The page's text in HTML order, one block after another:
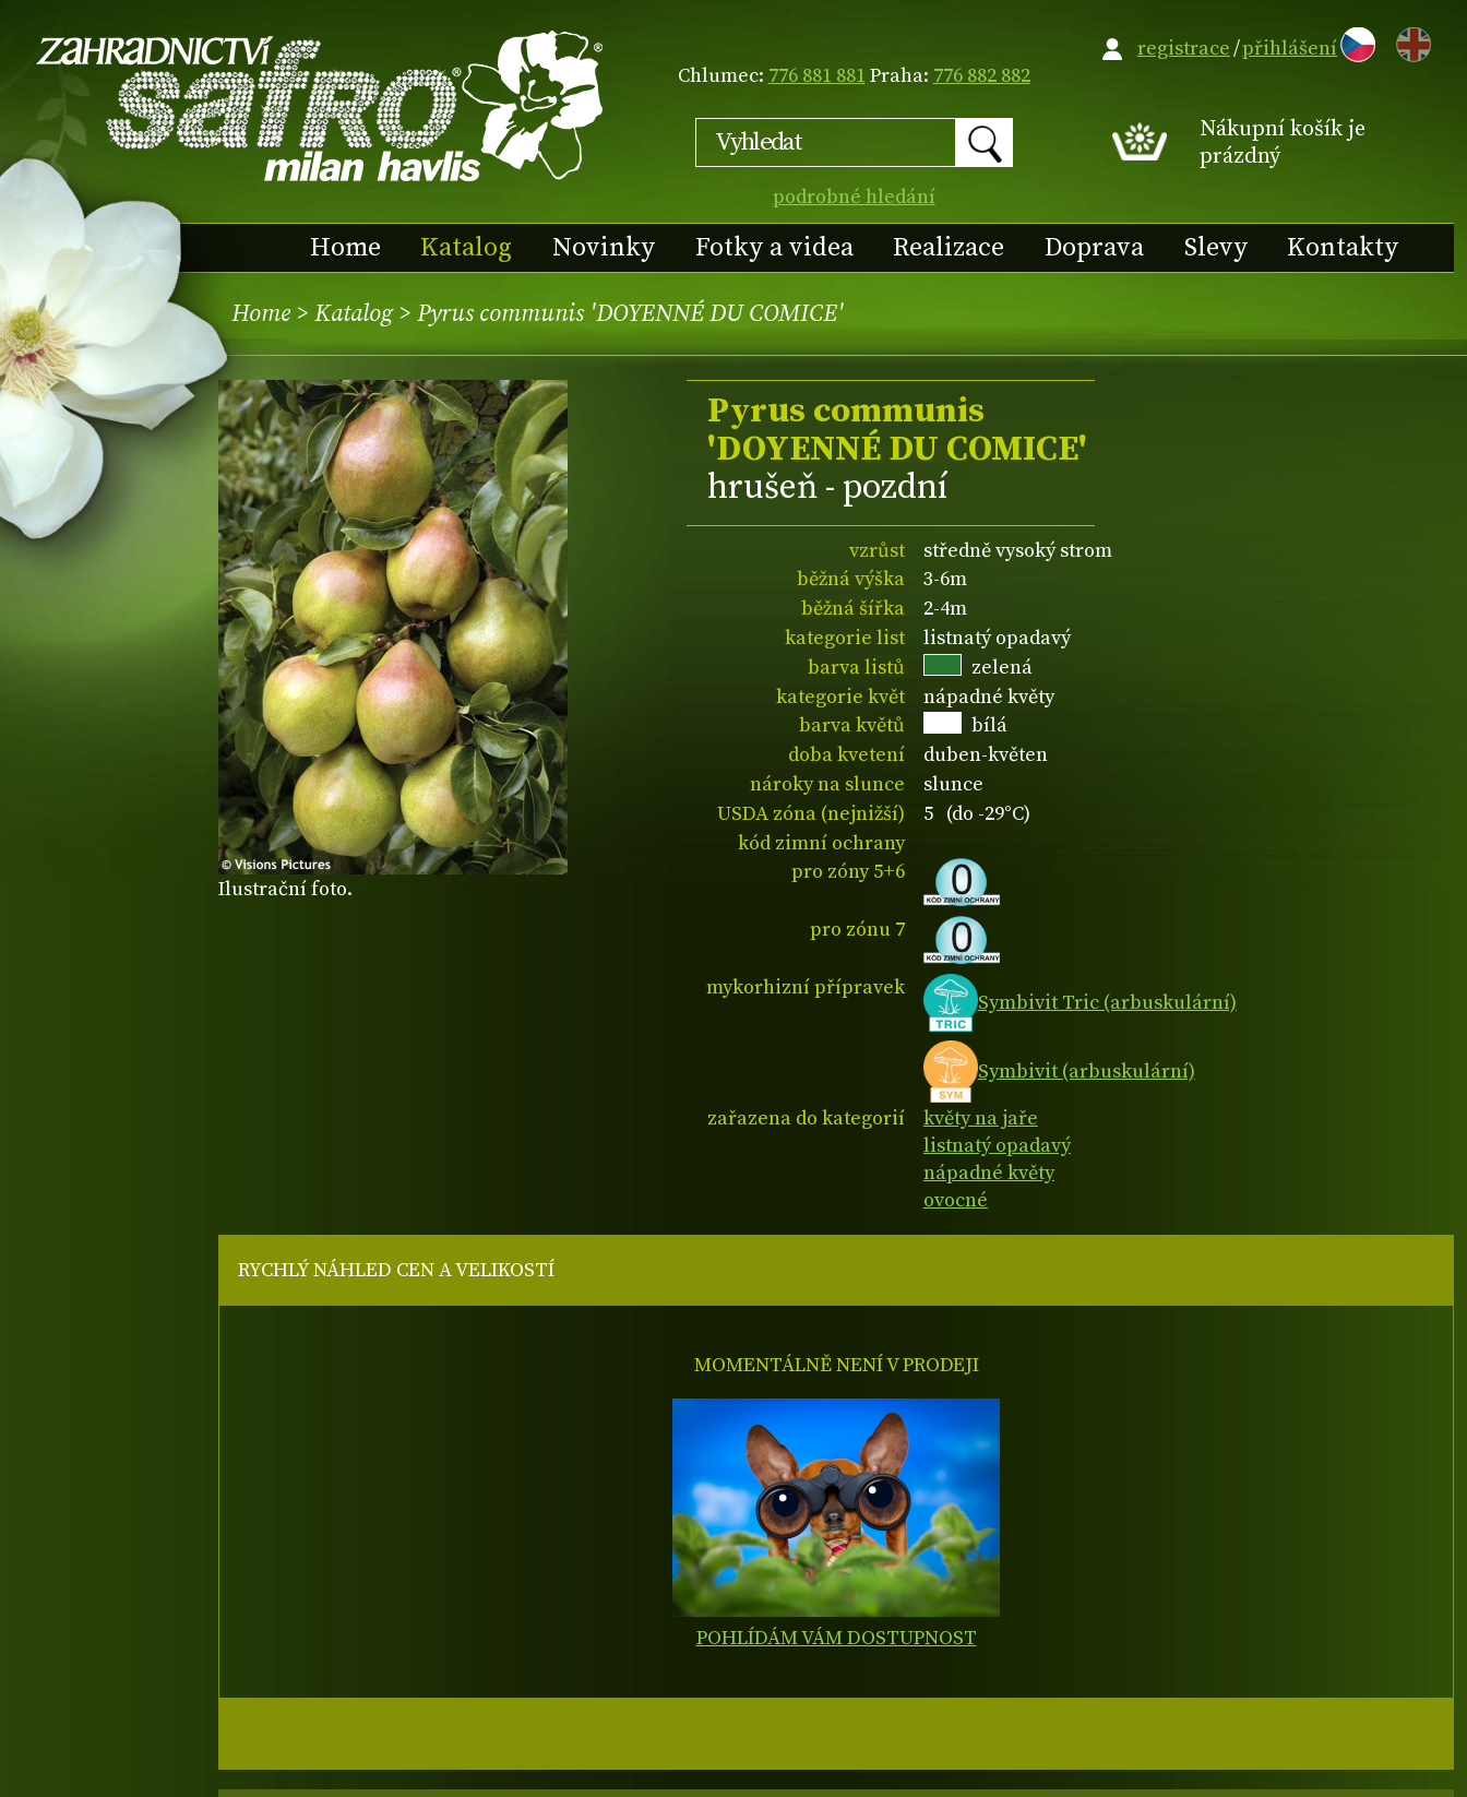
Chlumec: 776 881 881Praha: 776 882 882
podrobné hledání
EN
Nákupní košík je
prázdný
Home Katalog Novinky Fotky a videa Realizace Doprava Slevy Kontakty
registrace/přihlášení
Home > Katalog> Pyrus communis 'DOYENNÉ DU COMICE'
Ilustrační foto.
Pyrus communis
'DOYENNÉ DU COMICE'
hrušeň - pozdní
vzrůst
středně vysoký strom
běžná výška
3-6m
běžná šířka
2-4m
kategorie list
listnatý opadavý
barva listů
zelená
kategorie květ
nápadné květy
barva květů
bílá
doba kvetení
duben-květen
nároky na slunce
slunce
USDA zóna (nejnižší)
5 (do -29°C)
kód zimní ochrany
pro zóny 5+6
pro zónu 7
mykorhizní přípravek
Symbivit Tric (arbuskulární)
Symbivit (arbuskulární)
zařazena do kategorií
květy na jaře
listnatý opadavý
nápadné květy
ovocné
RYCHLÝ NÁHLED CEN A VELIKOSTÍ
MOMENTÁLNĚ NENÍ V PRODEJI
POHLÍDÁM VÁM DOSTUPNOST